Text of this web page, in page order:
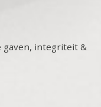
gaven, integriteit &